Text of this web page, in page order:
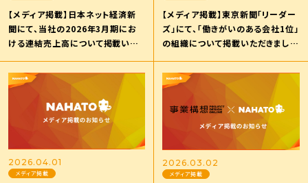
【メディア掲載】日本ネット経済新
聞にて、当社の2026年3月期にお
ける連結売上高について掲載いた
【メディア掲載】東京新聞「リーダー
ズ」にて、「働きがいのある会社1位」
の組織について掲載いただきまし
2026.04.01
メディア掲載
2026.03.02
メディア掲載